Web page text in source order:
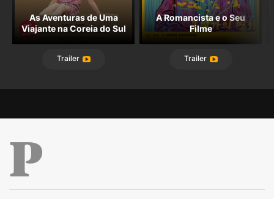
uma praia. Mesmo quando não nos dizem isso,
todos os filmes de Hong são também sobre o
Cinema. <br />Belíssimo filme de Hong Sangsoo.
<br />(em "oceuoinfernoeodesejo.blogspot.pt")
As Aventuras de Uma
Viajante na Coreia do Sul
Trailer
A Romancista e o Seu
Filme
Trailer